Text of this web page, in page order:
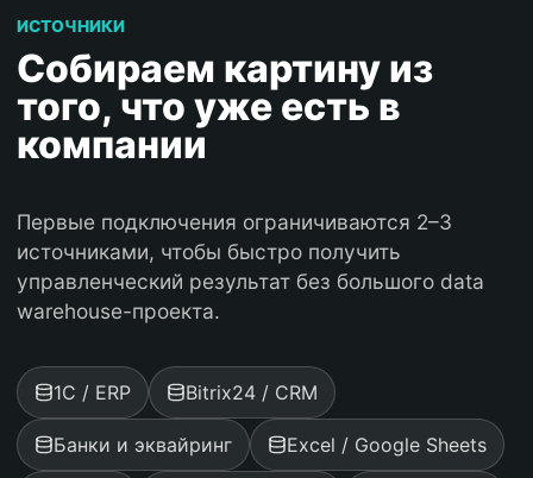
ИСТОЧНИКИ
Собираем картину из
того, что уже есть в
компании
Первые подключения ограничиваются 2–3
источниками, чтобы быстро получить
управленческий результат без большого data
warehouse-проекта.
1С / ERP Bitrix24 / CRM
Банки и эквайринг Excel / Google Sheets